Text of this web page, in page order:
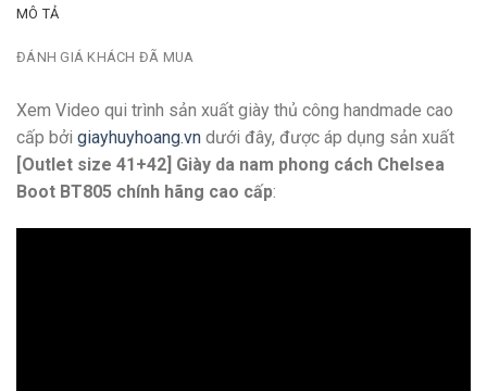
MÔ TẢ
ĐÁNH GIÁ KHÁCH ĐÃ MUA
Xem Video qui trình sản xuất giày thủ công handmade cao
cấp bởi giayhuyhoang.vn dưới đây, được áp dụng sản xuất
[Outlet size 41+42] Giày da nam phong cách Chelsea
Boot BT805 chính hãng cao cấp: